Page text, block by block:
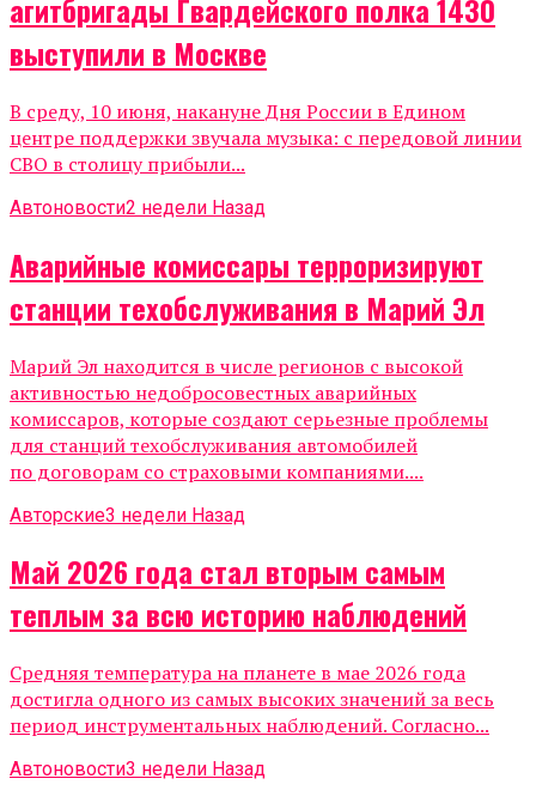
агитбригады Гвардейского полка 1430
выступили в Москве
В среду, 10 июня, накануне Дня России в Едином
центре поддержки звучала музыка: с передовой линии
СВО в столицу прибыли...
Автоновости2 недели Назад
Аварийные комиссары терроризируют
станции техобслуживания в Марий Эл
Марий Эл находится в числе регионов с высокой
активностью недобросовестных аварийных
комиссаров, которые создают серьезные проблемы
для станций техобслуживания автомобилей
по договорам со страховыми компаниями....
Авторские3 недели Назад
Май 2026 года стал вторым самым
теплым за всю историю наблюдений
Средняя температура на планете в мае 2026 года
достигла одного из самых высоких значений за весь
период инструментальных наблюдений. Согласно...
Автоновости3 недели Назад